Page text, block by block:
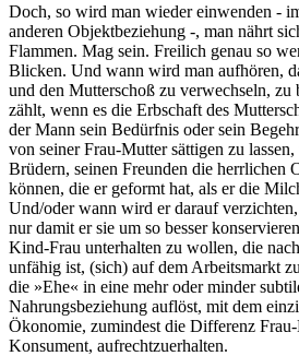
Doch, so wird man wieder einwenden -
anderen Objektbeziehung -, man nährt
Flammen. Mag sein. Freilich genau so
Blicken. Und wann wird man aufhören,
und den Mutterschoß zu verwechseln, zu
zählt, wenn es die Erbschaft des
der Mann sein Bedürfnis oder sein
von seiner Frau-Mutter sättigen zu
Brüdern, seinen Freunden die herrlichen
können, die er geformt hat, als er die
Und/oder wann wird er darauf
nur damit er sie um so besser
Kind-Frau unterhalten zu wollen, die
unfähig ist, (sich) auf dem Arbeitsmarkt
die »Ehe« in eine mehr oder minder
Nahrungsbeziehung auflöst, mit dem
Ökonomie, zumindest die Differenz
Konsument, aufrechtzuerhalten.